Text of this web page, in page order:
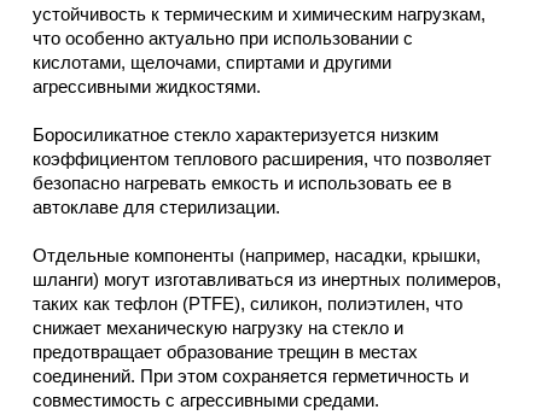
устойчивость к термическим и химическим нагрузкам,
что особенно актуально при использовании с
кислотами, щелочами, спиртами и другими
агрессивными жидкостями.
Боросиликатное стекло характеризуется низким
коэффициентом теплового расширения, что позволяет
безопасно нагревать емкость и использовать ее в
автоклаве для стерилизации.
Отдельные компоненты (например, насадки, крышки,
шланги) могут изготавливаться из инертных полимеров,
таких как тефлон (PTFE), силикон, полиэтилен, что
снижает механическую нагрузку на стекло и
предотвращает образование трещин в местах
соединений. При этом сохраняется герметичность и
совместимость с агрессивными средами.